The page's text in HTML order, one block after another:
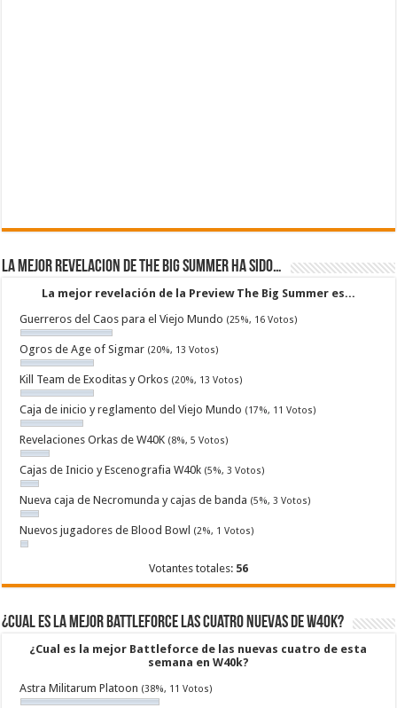
La mejor revelacion de The Big Summer ha sido…
La mejor revelación de la Preview The Big Summer es...
Guerreros del Caos para el Viejo Mundo (25%, 16 Votos)
Ogros de Age of Sigmar (20%, 13 Votos)
Kill Team de Exoditas y Orkos (20%, 13 Votos)
Caja de inicio y reglamento del Viejo Mundo (17%, 11 Votos)
Revelaciones Orkas de W40K (8%, 5 Votos)
Cajas de Inicio y Escenografia W40k (5%, 3 Votos)
Nueva caja de Necromunda y cajas de banda (5%, 3 Votos)
Nuevos jugadores de Blood Bowl (2%, 1 Votos)
Votantes totales: 56
¿Cual es la mejor Battleforce las cuatro nuevas de W40k?
¿Cual es la mejor Battleforce de las nuevas cuatro de esta
semana en W40k?
Astra Militarum Platoon (38%, 11 Votos)